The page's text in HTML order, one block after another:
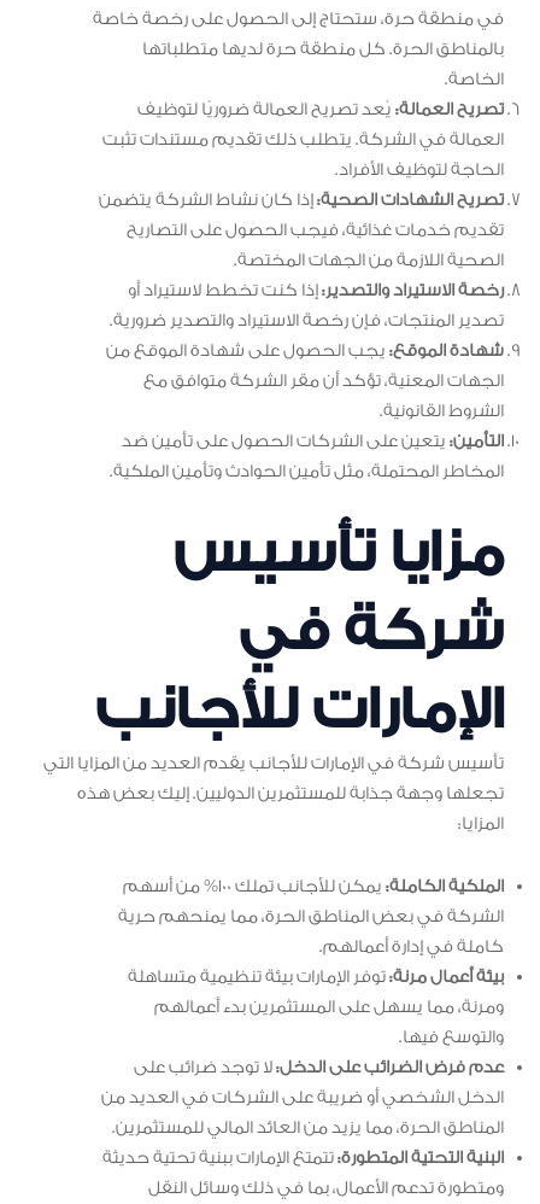
في منطقة حرة، ستحتاج إلى الحصول على رخصة خاصة
بالمناطق الحرة. كل منطقة حرة لديها متطلباتها
الخاصة.
تصريح العمالة: يُعد تصريح العمالة ضروريًا لتوظيف
العمالة في الشركة. يتطلب ذلك تقديم مستندات تثبت
الحاجة لتوظيف الأفراد.
تصريح الشهادات الصحية:إذا كان نشاط الشركة يتضمن
تقديم خدمات غذائية، فيجب الحصول على التصاريح
الصحية اللازمة من الجهات المختصة.
رخصة الاستيراد والتصدير:إذا كنت تخطط لاستيراد أو
تصدير المنتجات، فإن رخصة الاستيراد والتصدير ضرورية.
شهادة الموقع: يجب الحصول على شهادة الموقع من
الجهات المعنية، تؤكد أن مقر الشركة متوافق مع
الشروط القانونية.
التأمين: يتعين على الشركات الحصول على تأمين ضد
المخاطر المحتملة، مثل تأمين الحوادث وتأمين الملكية.
مزايا تأسيس
شركة في
الإمارات للأجانب
تأسيس شركة في الإمارات للأجانب يقدم العديد من المزايا التي
تجعلها وجهة جذابة للمستثمرين الدوليين. إليك بعض هذه
المزايا:
الملكية الكاملة:
يمكن للأجانب تملك 100% من أسهم
الشركة في بعض المناطق الحرة، مما يمنحهم حرية
كاملة في إدارة أعمالهم.
بيئة أعمال مرنة:توفر الإمارات بيئة تنظيمية متساهلة
ومرنة، مما يسهل على المستثمرين بدء أعمالهم
والتوسع فيها.
عدم فرض الضرائب على الدخل:لا توجد ضرائب على
الدخل الشخصي أو ضريبة على الشركات في العديد من
المناطق الحرة، مما يزيد من العائد المالي للمستثمرين.
البنية التحتية المتطورة:تتمتع الإمارات ببنية تحتية حديثة
ومتطورة تدعم الأعمال، بما في ذلك وسائل النقل